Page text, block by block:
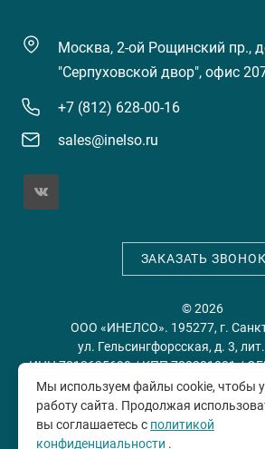
Москва, 2-ой Рощинский пр.,
"Серпуховской двор", офис
+7 (812) 628-00-16
sales@inelso.ru
ЗАКАЗАТЬ ЗВОНОК
© 2026
ООО «ИНЕЛСО». 195277, г.
ул. Гельсингфорсская, д. 3,
ИНН 7813635698 / КПП 780201001 /
Политика конфиденциальности
соглашение
Мы используем файлы cookie, чтобы
работу сайта. Продолжая
вы соглашаетесь с политикой
конфиденциальности .